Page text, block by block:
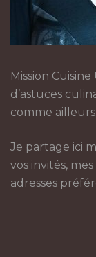
Mission
d’astuces
comme ailleurs.
Je partage ici
vos invités,
adresses